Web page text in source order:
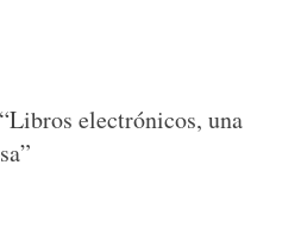
Libros electrónicos, una
”